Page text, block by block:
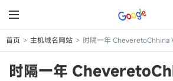
首页 > 主机域名网站 > 时隔一年 CheveretoChhina
时隔一年